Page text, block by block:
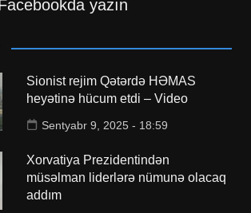
yazın
Sionist rejim Qətərdə HƏMAS
heyətinə hücum etdi – Video
Sentyabr 9, 2025 - 18:59
Xorvatiya Prezidentindən
müsəlman liderlərə nümunə olacaq
addım